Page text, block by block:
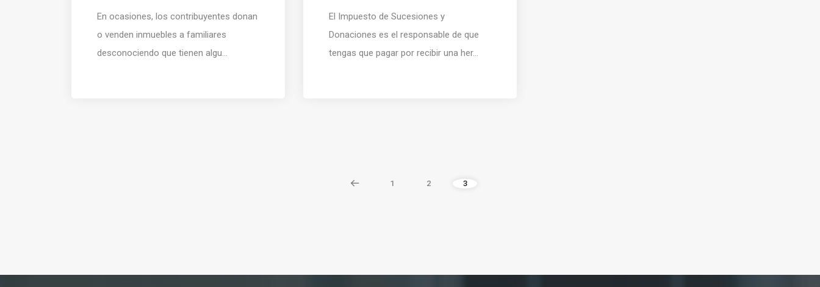
En ocasiones, los contribuyentes donan
o venden inmuebles a familiares
desconociendo que tienen algu...
El Impuesto de Sucesiones y
Donaciones es el responsable de que
tengas que pagar por recibir una her...
1 2 3